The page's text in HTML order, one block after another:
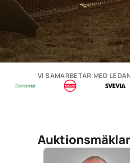
VI SAMARBETAR MED